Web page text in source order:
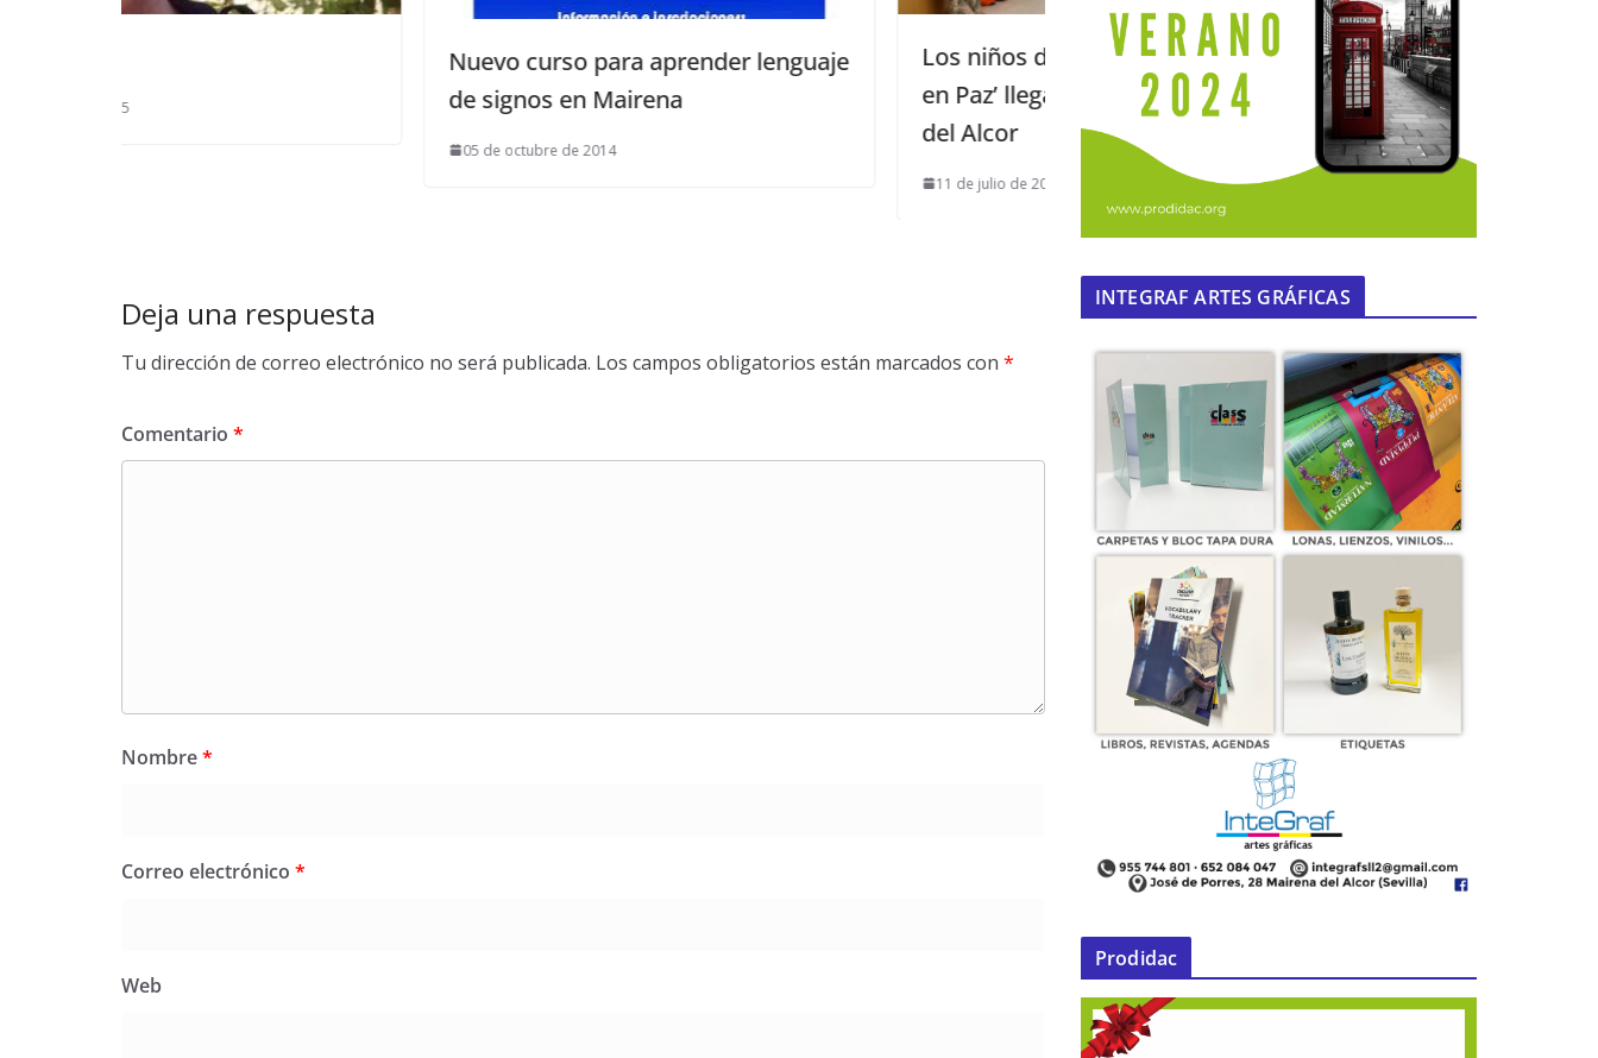
Nuevo curso para aprender lenguaje
Los niños del programa ‘Vacaciones
en Paz’ llegaron a El Viso y Mairena
Dos palitos
29 de enero de 2015
Deja una respuesta
Tu dirección de correo electrónico no será publicada. Los campos obligatorios están marcados con *
Comentario *
Nombre*
Correo electrónico *
Web
INTEGRAF ARTES GRÁFICAS
Prodidac